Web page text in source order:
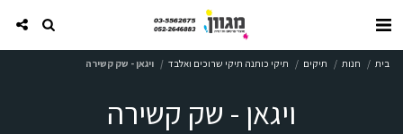
בית חנות תיקים תיקי כותנה תיקי שרוכים ואלבד ויגאן - שק קשירה
ויגאן - שק קשירה